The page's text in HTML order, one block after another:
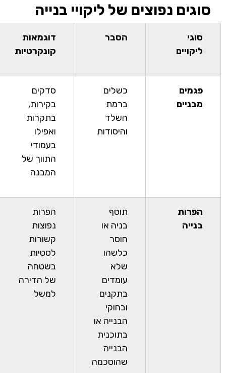
סוגים נפוצים של ליקויי בנייה
סוגי
ליקויים
הסבר
דוגמאות
קונקרטיות
פגמים
מבניים
כשלים
ברמת
השלד
והיסודות
סדקים
בקירות,
בתקרות
ואפילו
בעמודי
התווך של
המבנה
הפרות
בנייה
תוסף
בניה או
חוסר
כלשהו
שלא
עומדים
בתקנים
ובחוקי
הבנייה או
בתוכנית
הבנייה
שהוסכמה
הפרות
נפוצות
קשורות
לסטיות
בשטחה
של הדירה
למשל